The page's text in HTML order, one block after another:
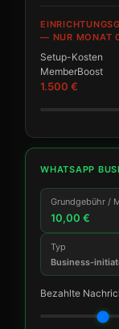
— NUR MONAT
Setup-Kosten
MemberBoost
1.500 €
WHATSAPP
Grundgebühr /
10,00 €
Typ
Business-
Bezahlte